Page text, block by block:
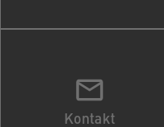
Kontakt